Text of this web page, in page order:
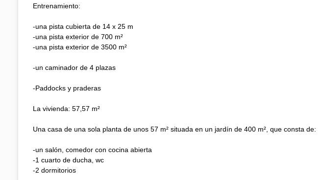
Entrenamiento:
-una pista cubierta de 14 x 25 m
-una pista exterior de 700 m²
-una pista exterior de 3500 m²
-un caminador de 4 plazas
-Paddocks y praderas
La vivienda: 57,57 m²
Una casa de una sola planta de unos 57 m² situada en un jardín de 400 m², que consta de:
-un salón, comedor con cocina abierta
-1 cuarto de ducha, wc
-2 dormitorios